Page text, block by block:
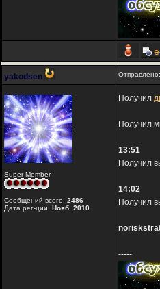
yakodsen
Super Member
Сообщений всего: 2486
Дата рег-ции: Нояб. 2010
Получил
Получил
13:51
Получил
14:02
Получил
-----